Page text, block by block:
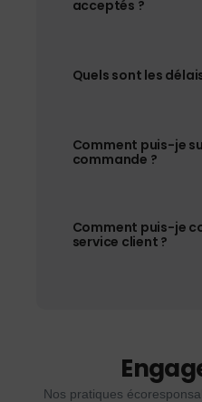
acceptés ?
Quels sont les
Comment puis-je
commande ?
Comment puis-je
service client ?
Nos pratiques